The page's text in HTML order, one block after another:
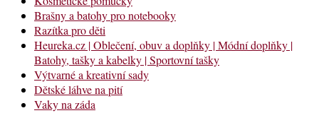
Brašny a batohy pro notebooky
Razítka pro děti
Heureka.cz | Oblečení, obuv a doplňky | Módní doplňky |
Batohy, tašky a kabelky | Sportovní tašky
Výtvarné a kreativní sady
Dětské láhve na pití
Vaky na záda